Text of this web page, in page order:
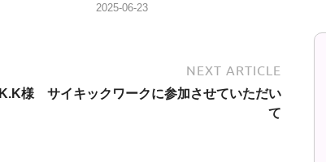
2025-06-23
NEXT ARTICLE
K.K様 サイキックワークに参加させていただい
て